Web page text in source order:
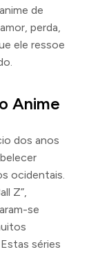
de
perda,
ele ressoe
Anime
dos anos
ocidentais.
Z”,
se
séries